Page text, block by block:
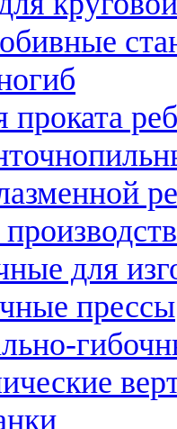
проката
для
прессы